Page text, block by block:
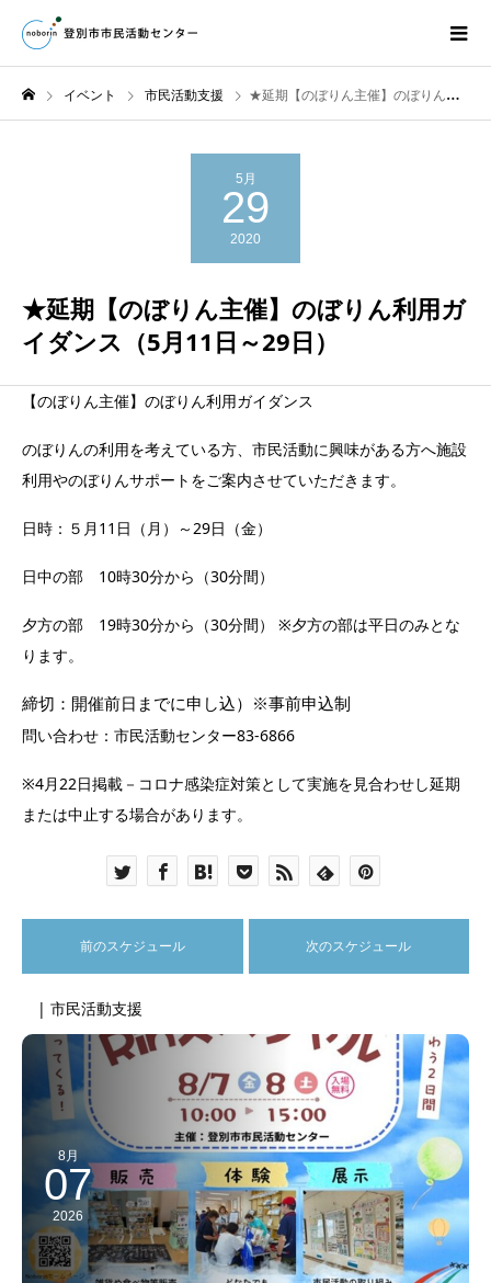
イベント 市民活動支援 ★延期【のぼりん主催】のぼりん利用ガイダンス（5月11日～29日）
5月
29
2020
★延期【のぼりん主催】のぼりん利用ガ
イダンス（5月11日～29日）
【のぼりん主催】のぼりん利用ガイダンス
のぼりんの利用を考えている方、市民活動に興味がある方へ施設
利用やのぼりんサポートをご案内させていただきます。
日時：５月11日（月）～29日（金）
日中の部 10時30分から（30分間）
夕方の部 19時30分から（30分間） ※夕方の部は平日のみとな
ります。
締切： 開催前日までに申し込）※事前申込制
問い合わせ：市民活動センター83-6866
※4月22日掲載－コロナ感染症対策として実施を見合わせし延期
または中止する場合があります。
前のスケジュール 次のスケジュール
| 市民活動支援
8月
07
2026